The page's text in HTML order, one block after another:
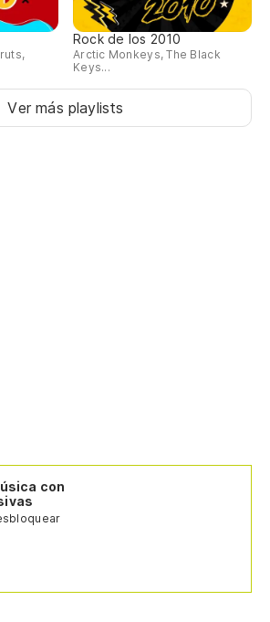
Rock de los 2010
Arctic Monkeys, The Black
Keys...
Ver más playlists
con